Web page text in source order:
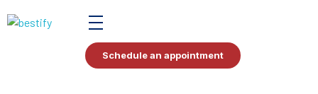
Schedule an appointment